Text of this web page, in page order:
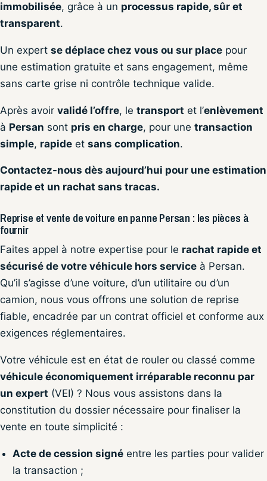
immobilisée, grâce à un processus rapide, sûr et
transparent.
Un expert se déplace chez vous ou sur place pour
une estimation gratuite et sans engagement, même
sans carte grise ni contrôle technique valide.
Après avoir validé l’offre, le transport et l’enlèvement
à Persan sont pris en charge, pour une transaction
simple, rapide et sans complication.
Contactez-nous dès aujourd’hui pour une estimation
rapide et un rachat sans tracas.
Reprise et vente de voiture en panne Persan : les pièces à
fournir
Faites appel à notre expertise pour le rachat rapide et
sécurisé de votre véhicule hors service à Persan.
Qu’il s’agisse d’une voiture, d’un utilitaire ou d’un
camion, nous vous offrons une solution de reprise
fiable, encadrée par un contrat officiel et conforme aux
exigences réglementaires.
Votre véhicule est en état de rouler ou classé comme
véhicule économiquement irréparable reconnu par
un expert (VEI) ? Nous vous assistons dans la
constitution du dossier nécessaire pour finaliser la
vente en toute simplicité :
Acte de cession signéentre les parties pour valider
la transaction ;